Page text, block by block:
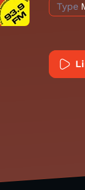
Type